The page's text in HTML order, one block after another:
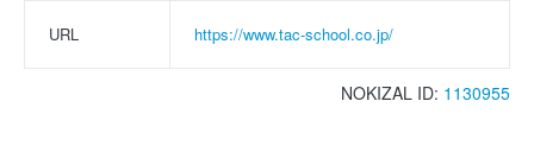
URL https://www.tac-school.co.jp/
NOKIZAL ID: 1130955